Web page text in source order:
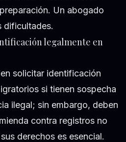
Un abogado
dificultades.
legalmente en
solicitar identificación
si tienen sospecha
ilegal; sin embargo, deben
contra registros no
derechos es esencial.